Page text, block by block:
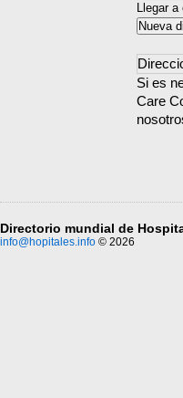
Llegar
Si es
Care
Directorio mundial de
info@hopitales.info © 2026